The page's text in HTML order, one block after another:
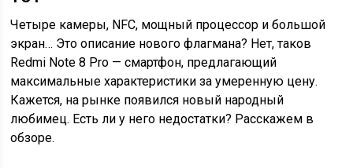
Четыре камеры, NFC, мощный процессор и большой
экран… Это описание нового флагмана? Нет, таков
Redmi Note 8 Pro — смартфон, предлагающий
максимальные характеристики за умеренную цену.
Кажется, на рынке появился новый народный
любимец. Есть ли у него недостатки? Расскажем в
обзоре.